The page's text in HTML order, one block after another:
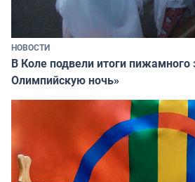
НОВОСТИ
В Коле подвели итоги пижамного
Олимпийскую ночь»